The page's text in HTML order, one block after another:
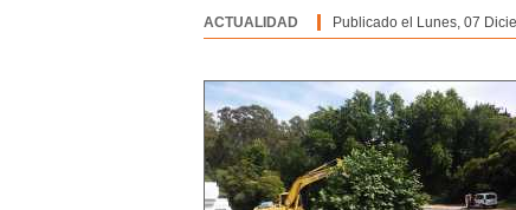
ACTUALIDAD Publicado el Lunes, 07